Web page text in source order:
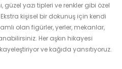
güzel yazı tipleri ve renkler gibi özel
kişisel bir dokunuş için kendi
olan figürler, yerler, mekanlar,
Her aşkın hikayesi
ve kağıda yansıtıyoruz.